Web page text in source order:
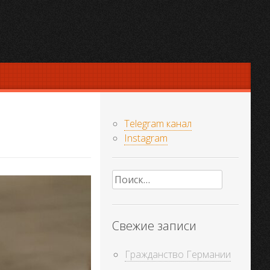
Telegram канал
Instagram
Найти:
Свежие записи
Гражданство Германии